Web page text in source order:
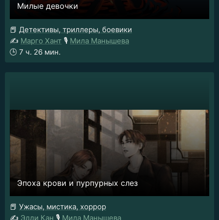
Милые девочки
📕 Детективы, триллеры, боевики
✍️ Марго Хант 🎙️ Мила Манышева
🕒 7 ч. 26 мин.
Эпоха крови и пурпурных слез
📕 Ужасы, мистика, хоррор
✍️ Эдди Кан 🎙️ Мила Манышева